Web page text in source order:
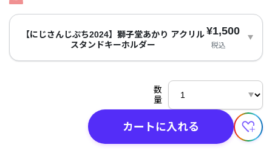
【にじさんじぷち2024】獅子堂あかり アクリル
スタンドキーホルダー
¥1,500
税込
数
量
カートに入れる